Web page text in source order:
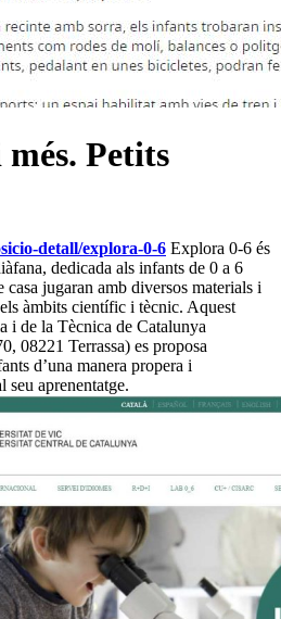
Petits
detall/explora-0-6 Explora 0-6 és
dedicada als infants de 0 a 6
casa jugaran amb diversos materials i
àmbits científic i tècnic. Aquest
i de la Tècnica de Catalunya
08221 Terrassa) es proposa
d’una manera propera i
seu aprenentatge.